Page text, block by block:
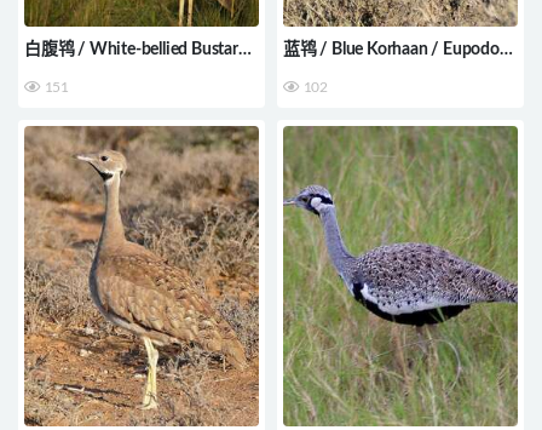
白腹鸨 / White-bellied Bustard
151
蓝鸨 / Blue Korhaan / Eupodotis
102